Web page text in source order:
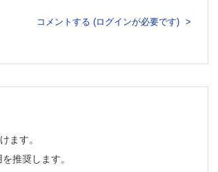
の比較
コメントする (ログインが必要です)
ます。
推奨します。